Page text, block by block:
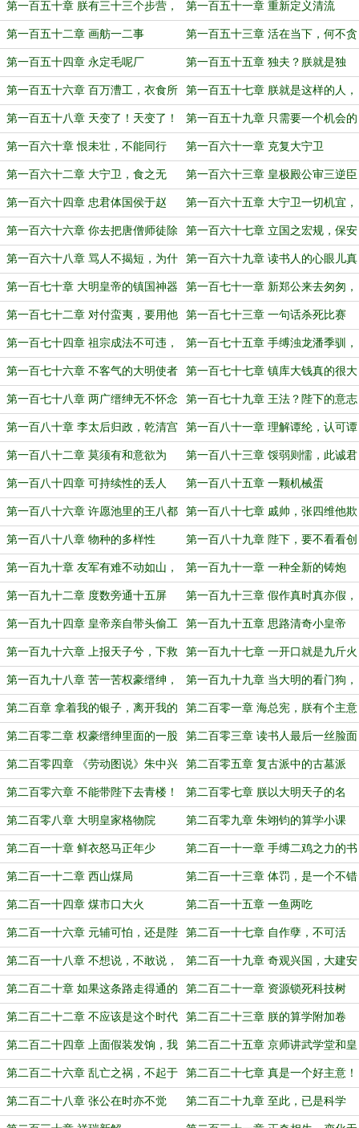
不容异 手朱翊钧
第一百五十章 朕有三十三个步营，
权豪有几个？
第一百五十一章 重新定义清流
第一百五十二章 画舫一二事 第一百五十三章 活在当下，何不贪
欢？
第一百五十四章 永定毛呢厂 第一百五十五章 独夫？朕就是独
夫！
第一百五十六章 百万漕工，衣食所
系
第一百五十七章 朕就是这样的人，
小肚鸡肠
第一百五十八章 天变了！天变了！
天变了！
第一百五十九章 只需要一个机会的
戚继光
第一百六十章 恨未壮，不能同行 第一百六十一章 克复大宁卫
第一百六十二章 大宁卫，食之无
味，弃之可惜
第一百六十三章 皇极殿公审三逆臣
第一百六十四章 忠君体国侯于赵 第一百六十五章 大宁卫一切机宜，
悉听戚帅破格整理
第一百六十六章 你去把唐僧师徒除
掉
第一百六十七章 立国之宏规，保安
之上画
第一百六十八章 骂人不揭短，为什
么要骂人？
第一百六十九章 读书人的心眼儿真
的脏
第一百七十章 大明皇帝的镇国神器 第一百七十一章 新郑公来去匆匆，
宁远伯入京面圣
第一百七十二章 对付蛮夷，要用他
们能听得懂的方式
第一百七十三章 一句话杀死比赛
第一百七十四章 祖宗成法不可违，
践履之实不可弃，两难如何自解？
第一百七十五章 手缚浊龙潘季驯，
惨如水鬼高启愚
第一百七十六章 不客气的大明使者 第一百七十七章 镇库大钱真的很大
第一百七十八章 两广缙绅无不怀念
殷部堂
第一百七十九章 王法？陛下的意志
就是大明最大的王法！
第一百八十章 李太后归政，乾清宫
大火
第一百八十一章 理解谭纶，认可谭
纶，成为谭纶
第一百八十二章 莫须有和意欲为
（为盟主“人生那么多不完美”贺！）
第一百八十三章 馁弱则懦，此诚君
王之戒
第一百八十四章 可持续性的丢人 第一百八十五章 一颗机械蛋
第一百八十六章 许愿池里的王八都
摇头
第一百八十七章 戚帅，张四维他欺
负朕！
第一百八十八章 物种的多样性 第一百八十九章 陛下，要不看看创
造发明？
第一百九十章 友军有难不动如山，
撤退转进其疾如风
第一百九十一章 一种全新的铸炮
法，专利人：戚继光
第一百九十二章 度数旁通十五屏 第一百九十三章 假作真时真亦假，
无为有处有还无
第一百九十四章 皇帝亲自带头偷工
减料
第一百九十五章 思路清奇小皇帝
第一百九十六章 上报天子兮，下救
黔首
第一百九十七章 一开口就是九斤火
炮的威力
第一百九十八章 苦一苦权豪缙绅，
骂名张居正来担
第一百九十九章 当大明的看门狗，
岂不是能吃到骨头？
第二百章 拿着我的银子，离开我的
船
第二百零一章 海总宪，朕有个主意
第二百零二章 权豪缙绅里面的一股
泥石流
第二百零三章 读书人最后一丝脸面
第二百零四章 《劳动图说》朱中兴 第二百零五章 复古派中的古墓派
第二百零六章 不能带陛下去青楼！ 第二百零七章 朕以大明天子的名
义，判尔斩立决
第二百零八章 大明皇家格物院 第二百零九章 朱翊钧的算学小课
堂，开课了
第二百一十章 鲜衣怒马正年少 第二百一十一章 手缚二鸡之力的书
生
第二百一十二章 西山煤局 第二百一十三章 体罚，是一个不错
的选择
第二百一十四章 煤市口大火 第二百一十五章 一鱼两吃
第二百一十六章 元辅可怕，还是陛
下可怕？这是一个问题
第二百一十七章 自作孽，不可活
第二百一十八章 不想说，不敢说，
不能说
第二百一十九章 奇观兴国，大建安
邦
第二百二十章 如果这条路走得通的
话，就走通了
第二百二十一章 资源锁死科技树
第二百二十二章 不应该是这个时代
的产物
第二百二十三章 朕的算学附加卷
第二百二十四章 上面假装发饷，我
们假装打仗
第二百二十五章 京师讲武学堂和皇
家格物院
第二百二十六章 乱亡之祸，不起于
四夷，而起于小民
第二百二十七章 真是一个好主意！
第二百二十八章 张公在时亦不觉 第二百二十九章 至此，已是科学